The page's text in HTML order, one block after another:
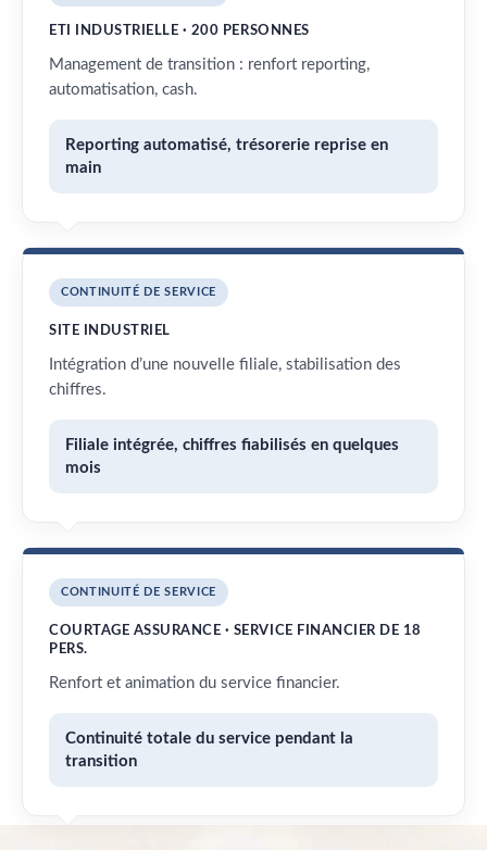
ETI INDUSTRIELLE · 200 PERSONNES
Management de transition : renfort reporting,
automatisation, cash.
Reporting automatisé, trésorerie reprise en
main
CONTINUITÉ DE SERVICE
SITE INDUSTRIEL
Intégration d’une nouvelle filiale, stabilisation des
chiffres.
Filiale intégrée, chiffres fiabilisés en quelques
mois
CONTINUITÉ DE SERVICE
COURTAGE ASSURANCE · SERVICE FINANCIER DE 18
PERS.
Renfort et animation du service financier.
Continuité totale du service pendant la
transition